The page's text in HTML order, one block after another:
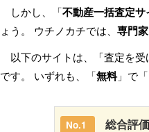
しかし、「不動産一括査定サ
ょう。 ウチノカチでは、 専門
以下のサイトは、「査定を
です。 いずれも、「無料」で「